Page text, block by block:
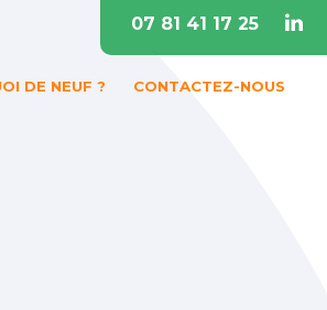
DE NEUF ? CONTACTEZ-NOUS
07 81 41 17 25